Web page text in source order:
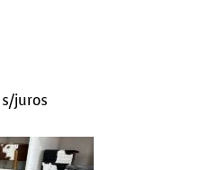
s/juros